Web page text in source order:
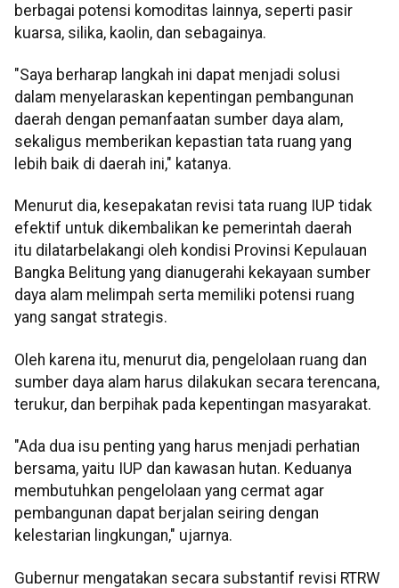
berbagai potensi komoditas lainnya, seperti pasir
kuarsa, silika, kaolin, dan sebagainya.
"Saya berharap langkah ini dapat menjadi solusi
dalam menyelaraskan kepentingan pembangunan
daerah dengan pemanfaatan sumber daya alam,
sekaligus memberikan kepastian tata ruang yang
lebih baik di daerah ini," katanya.
Menurut dia, kesepakatan revisi tata ruang IUP tidak
efektif untuk dikembalikan ke pemerintah daerah
itu dilatarbelakangi oleh kondisi Provinsi Kepulauan
Bangka Belitung yang dianugerahi kekayaan sumber
daya alam melimpah serta memiliki potensi ruang
yang sangat strategis.
Oleh karena itu, menurut dia, pengelolaan ruang dan
sumber daya alam harus dilakukan secara terencana,
terukur, dan berpihak pada kepentingan masyarakat.
"Ada dua isu penting yang harus menjadi perhatian
bersama, yaitu IUP dan kawasan hutan. Keduanya
membutuhkan pengelolaan yang cermat agar
pembangunan dapat berjalan seiring dengan
kelestarian lingkungan," ujarnya.
Gubernur mengatakan secara substantif revisi RTRW